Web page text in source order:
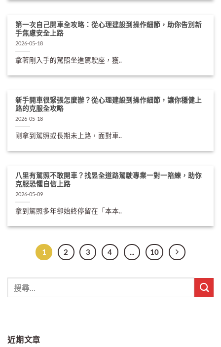
第一次自己開車全攻略：從心理建設到操作細節，助你告別新
手焦慮安全上路
2026-05-18
拿著剛入手的駕照坐進駕駛座，獲..
新手開車很緊張怎麼辦？從心理建設到操作細節，讓你穩健上
路的克服全攻略
2026-05-18
剛拿到駕照或長期未上路，面對車..
八里有駕照不敢開車？找昱全道路駕駛專業一對一陪練，助你
克服恐懼自信上路
2026-05-09
拿到駕照多年卻始終停留在「本本..
1 2 3 4 10
近期文章